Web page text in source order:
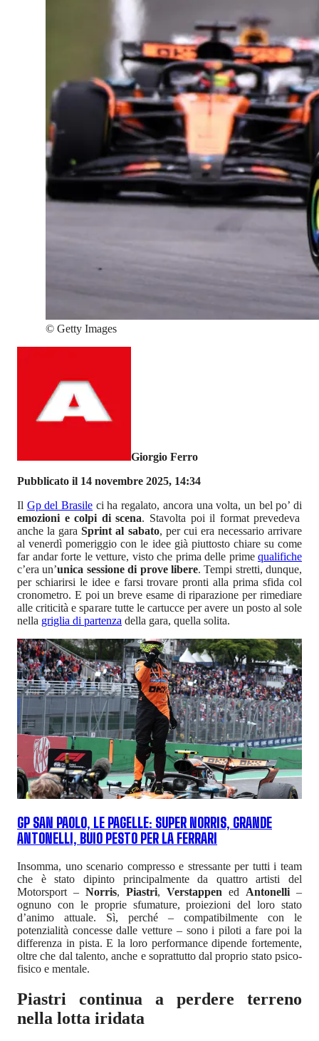
© Getty Images
Giorgio Ferro
Pubblicato il 14 novembre 2025, 14:34
Il Gp del Brasile ci ha regalato, ancora una volta, un bel po’ di
emozioni e colpi di scena. Stavolta poi il format prevedeva
anche la garaSprint al sabato, per cui era necessario arrivare
al venerdì pomeriggio con le idee già piuttosto chiare su come
far andar forte le vetture, visto che prima delle prime qualifiche
c’era un’unica sessione di prove libere. Tempi stretti, dunque,
per schiarirsi le idee e farsi trovare pronti alla prima sfida col
cronometro. E poi un breve esame di riparazione per rimediare
alle criticità e sparare tutte le cartucce per avere un posto al sole
nella griglia di partenza della gara, quella solita.
GP SAN PAOLO, LE PAGELLE: SUPER NORRIS, GRANDE
ANTONELLI, BUIO PESTO PER LA FERRARI
Insomma, uno scenario compresso e stressante per tutti i team
che è stato dipinto principalmente da quattro artisti del
Motorsport – Norris, Piastri, Verstappen ed Antonelli –
ognuno con le proprie sfumature, proiezioni del loro stato
d’animo attuale. Sì, perché – compatibilmente con le
potenzialità concesse dalle vetture – sono i piloti a fare poi la
differenza in pista. E la loro performance dipende fortemente,
oltre che dal talento, anche e soprattutto dal proprio stato psico-
fisico e mentale.
Piastri continua a perdere terreno
nella lotta iridata